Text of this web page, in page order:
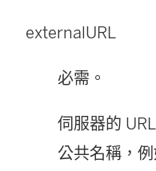
externalURL
必需。
伺服器的
公共名稱，例